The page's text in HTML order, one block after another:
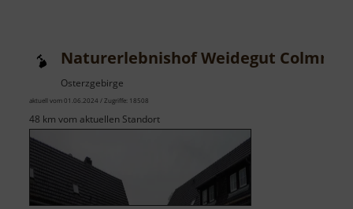
Naturerlebnishof Weidegut Colmnitz
Osterzgebirge
aktuell vom 01.06.2024 / Zugriffe: 18508
48 km vom aktuellen Standort